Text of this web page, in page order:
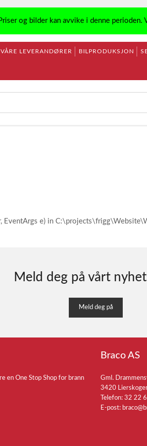
og bilder kan avvike i denne perioden.
VÅRE LEVERANDØRER BILPRODUKSJON
EventArgs e) in
Meld deg på vårt
Meld deg på
en One Stop Shop for brann
Braco AS
Gml.
3420
Telefon: 32 22
E-post: